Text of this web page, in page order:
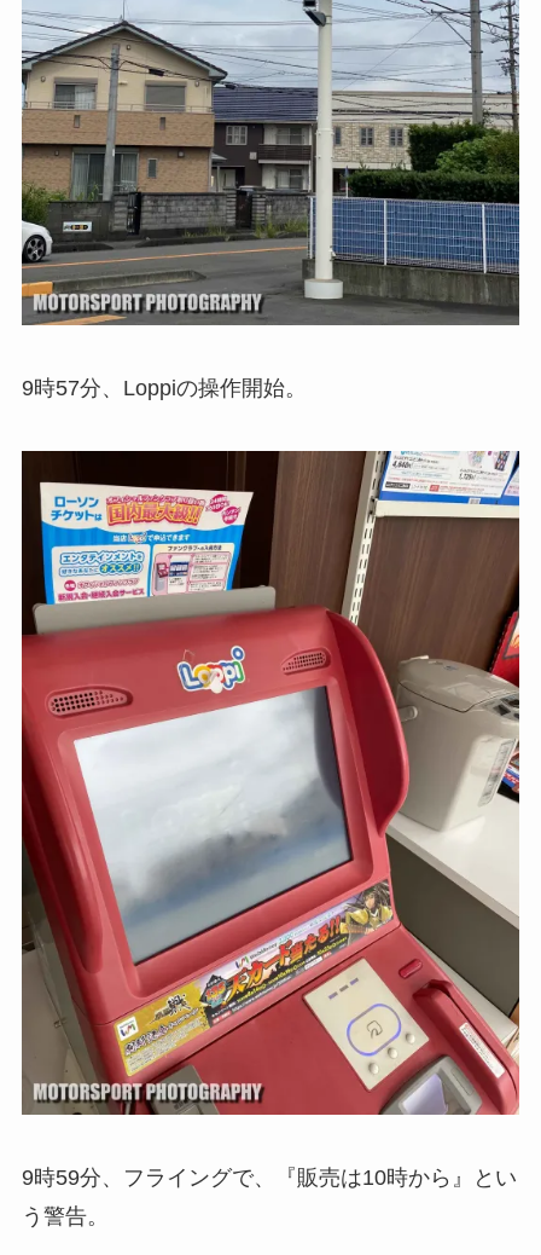
9時57分、Loppiの操作開始。
9時59分、フライングで、『販売は10時から』とい
う警告。